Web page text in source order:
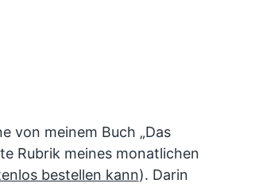
von meinem Buch „Das
Rubrik meines monatlichen
bestellen kann). Darin